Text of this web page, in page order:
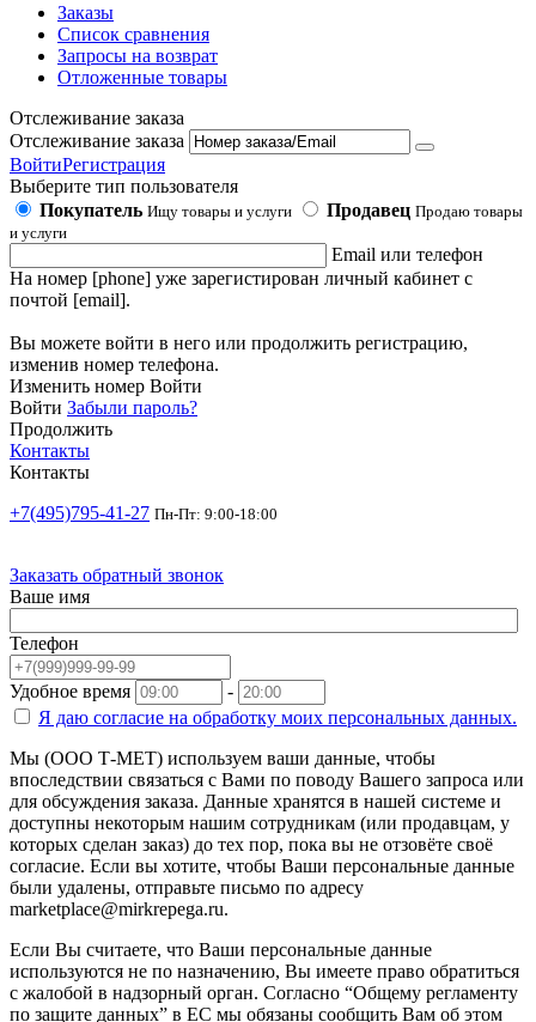
Заказы
Список сравнения
Запросы на возврат
Отложенные товары
Отслеживание заказа
Отслеживание заказа
ВойтиРегистрация
Выберите тип пользователя
Покупатель Ищу товары и услуги Продавец Продаю товары
и услуги
Email или телефон
На номер [phone] уже зарегистирован личный кабинет с
почтой [email].
Вы можете войти в него или продолжить регистрацию,
изменив номер телефона.
Изменить номер Войти
Войти Забыли пароль?
Продолжить
Контакты
Контакты
+7(495)795-41-27 Пн-Пт: 9:00-18:00
Заказать обратный звонок
Ваше имя
Телефон
Удобное время
-
Я даю согласие на обработку моих персональных данных.
Мы (ООО Т-МЕТ) используем ваши данные, чтобы
впоследствии связаться с Вами по поводу Вашего запроса или
для обсуждения заказа. Данные хранятся в нашей системе и
доступны некоторым нашим сотрудникам (или продавцам, у
которых сделан заказ) до тех пор, пока вы не отзовёте своё
согласие. Если вы хотите, чтобы Ваши персональные данные
были удалены, отправьте письмо по адресу
marketplace@mirkrepega.ru.
Если Вы считаете, что Ваши персональные данные
используются не по назначению, Вы имеете право обратиться
с жалобой в надзорный орган. Согласно “Общему регламенту
по защите данных” в ЕС мы обязаны сообщить Вам об этом